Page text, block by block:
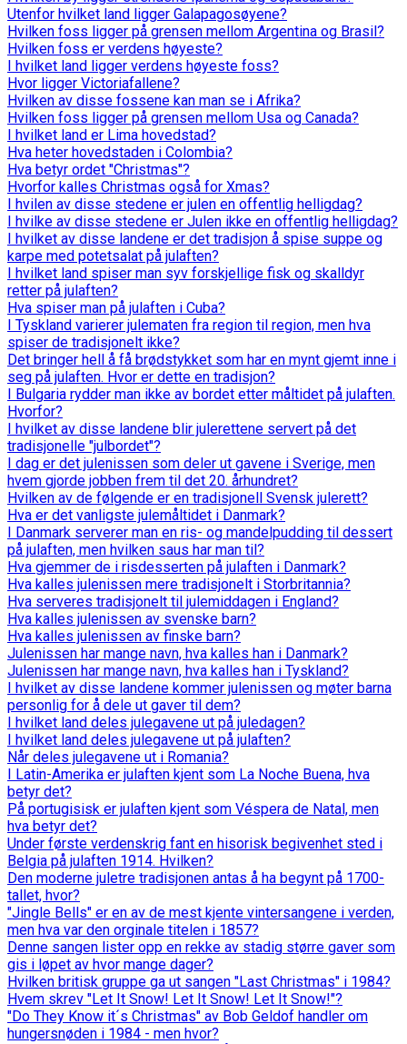
Utenfor hvilket land ligger Galapagosøyene?
Hvilken foss ligger på grensen mellom Argentina og Brasil?
Hvilken foss er verdens høyeste?
I hvilket land ligger verdens høyeste foss?
Hvor ligger Victoriafallene?
Hvilken av disse fossene kan man se i Afrika?
Hvilken foss ligger på grensen mellom Usa og Canada?
I hvilket land er Lima hovedstad?
Hva heter hovedstaden i Colombia?
Hva betyr ordet "Christmas"?
Hvorfor kalles Christmas også for Xmas?
I hvilen av disse stedene er julen en offentlig helligdag?
I hvilke av disse stedene er Julen ikke en offentlig helligdag?
I hvilket av disse landene er det tradisjon å spise suppe og
karpe med potetsalat på julaften?
I hvilket land spiser man syv forskjellige fisk og skalldyr
retter på julaften?
Hva spiser man på julaften i Cuba?
I Tyskland varierer julematen fra region til region, men hva
spiser de tradisjonelt ikke?
Det bringer hell å få brødstykket som har en mynt gjemt inne i
seg på julaften. Hvor er dette en tradisjon?
I Bulgaria rydder man ikke av bordet etter måltidet på julaften.
Hvorfor?
I hvilket av disse landene blir julerettene servert på det
tradisjonelle "julbordet"?
I dag er det julenissen som deler ut gavene i Sverige, men
hvem gjorde jobben frem til det 20. århundret?
Hvilken av de følgende er en tradisjonell Svensk julerett?
Hva er det vanligste julemåltidet i Danmark?
I Danmark serverer man en ris- og mandelpudding til dessert
på julaften, men hvilken saus har man til?
Hva gjemmer de i risdesserten på julaften i Danmark?
Hva kalles julenissen mere tradisjonelt i Storbritannia?
Hva serveres tradisjonelt til julemiddagen i England?
Hva kalles julenissen av svenske barn?
Hva kalles julenissen av finske barn?
Julenissen har mange navn, hva kalles han i Danmark?
Julenissen har mange navn, hva kalles han i Tyskland?
I hvilket av disse landene kommer julenissen og møter barna
personlig for å dele ut gaver til dem?
I hvilket land deles julegavene ut på juledagen?
I hvilket land deles julegavene ut på julaften?
Når deles julegavene ut i Romania?
I Latin-Amerika er julaften kjent som La Noche Buena, hva
betyr det?
På portugisisk er julaften kjent som Véspera de Natal, men
hva betyr det?
Under første verdenskrig fant en hisorisk begivenhet sted i
Belgia på julaften 1914. Hvilken?
Den moderne juletre tradisjonen antas å ha begynt på 1700-
tallet, hvor?
"Jingle Bells" er en av de mest kjente vintersangene i verden,
men hva var den orginale titelen i 1857?
Denne sangen lister opp en rekke av stadig større gaver som
gis i løpet av hvor mange dager?
Hvilken britisk gruppe ga ut sangen "Last Christmas" i 1984?
Hvem skrev "Let It Snow! Let It Snow! Let It Snow!"?
"Do They Know it´s Christmas" av Bob Geldof handler om
hungersnøden i 1984 - men hvor?